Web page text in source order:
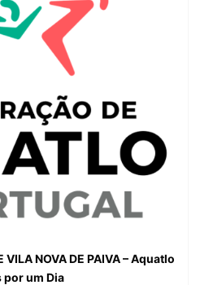
VILA NOVA DE PAIVA – Aquatlo
por um Dia